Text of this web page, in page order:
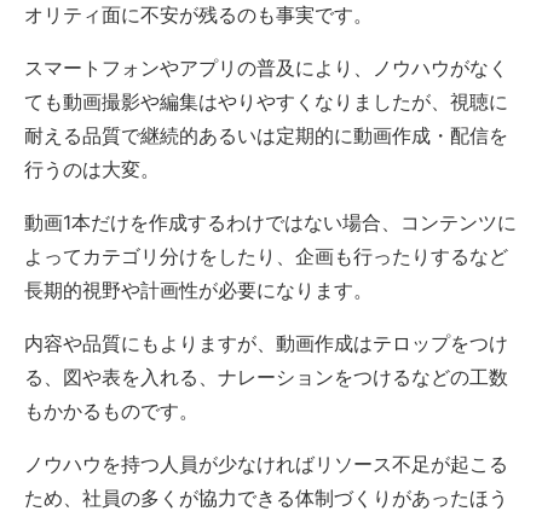
オリティ面に不安が残るのも事実です。
スマートフォンやアプリの普及により、ノウハウがなく
ても動画撮影や編集はやりやすくなりましたが、視聴に
耐える品質で継続的あるいは定期的に動画作成・配信を
行うのは大変。
動画1本だけを作成するわけではない場合、コンテンツに
よってカテゴリ分けをしたり、企画も行ったりするなど
長期的視野や計画性が必要になります。
内容や品質にもよりますが、動画作成はテロップをつけ
る、図や表を入れる、ナレーションをつけるなどの工数
もかかるものです。
ノウハウを持つ人員が少なければリソース不足が起こる
ため、社員の多くが協力できる体制づくりがあったほう